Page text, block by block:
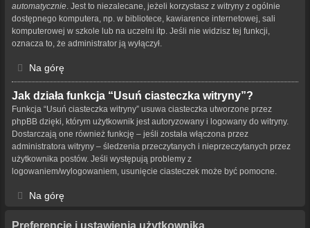
automatycznie . Jest to niezalecane, jeżeli korzystasz z witryny z ogólnie
dostępnego komputera, np. w bibliotece, kawiarence internetowej, sali
komputerowej w szkole lub na uczelni itp. Jeśli nie widzisz tej funkcji,
oznacza to, że administrator ją wyłączył.
Na górę
Jak działa funkcja “Usuń ciasteczka witryny”?
Funkcja “Usuń ciasteczka witryny” usuwa ciasteczka utworzone przez
phpBB dzięki, którym użytkownik jest autoryzowany i logowany do witryny.
Dostarczają one również funkcję – jeśli została włączona przez
administratora witryny – śledzenia przeczytanych i nieprzeczytanych przez
użytkownika postów. Jeśli występują problemy z
logowaniem/wylogowaniem, usunięcie ciasteczek może być pomocne.
Na górę
Preferencje i ustawienia użytkownika